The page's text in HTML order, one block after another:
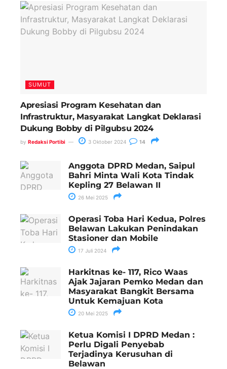
SUMUT
Apresiasi Program Kesehatan dan
Infrastruktur, Masyarakat Langkat Deklarasi
Dukung Bobby di Pilgubsu 2024
by Redaksi Portibi 3 Oktober 2024 14
Anggota DPRD Medan, Saipul
Bahri Minta Wali Kota Tindak
Kepling 27 Belawan II
26 Mei 2025
Operasi Toba Hari Kedua, Polres
Belawan Lakukan Penindakan
Stasioner dan Mobile
17 Juli 2024
Harkitnas ke- 117, Rico Waas
Ajak Jajaran Pemko Medan dan
Masyarakat Bangkit Bersama
Untuk Kemajuan Kota
20 Mei 2025
Ketua Komisi I DPRD Medan :
Perlu Digali Penyebab
Terjadinya Kerusuhan di
Belawan